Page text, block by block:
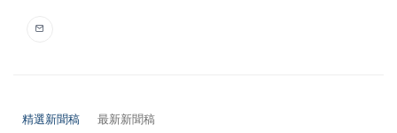
精選新聞稿 最新新聞稿